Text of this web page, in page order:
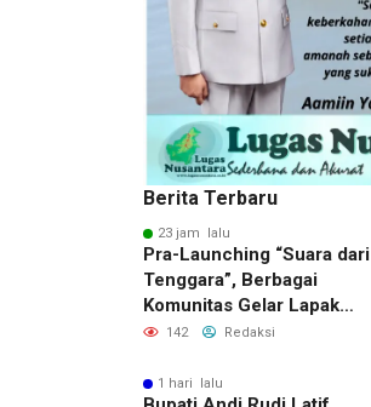
Berita Terbaru
23 jam lalu
Pra-Launching “Suara dari
Tenggara”, Berbagai
Komunitas Gelar Lapak
Baca di Bandara Bersujud
142 Redaksi
1 hari lalu